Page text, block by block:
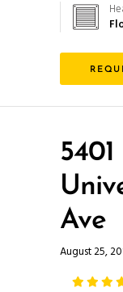
5401
Ave
August 25,